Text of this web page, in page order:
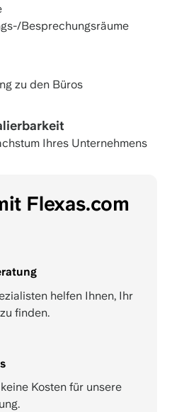
Besprechungsräume
zu den Büros
Ihres Unternehmens
Flexas.com
helfen Ihnen, Ihr
finden.
Kosten für unsere